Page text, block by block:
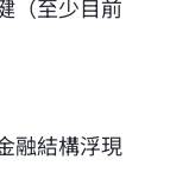
（至少目前
融結構浮現